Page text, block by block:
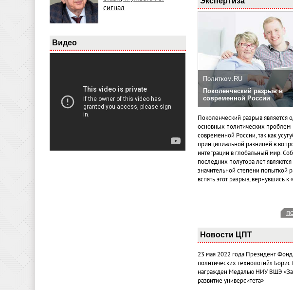
сигнал
Видео
Политком.RU
Поколенческий разрыв в
современной России
Поколенческий разрыв является
основных политических проблем
современной России, так как
принципиальной разницей в
интеграции в глобальный мир.
последних полутора лет являются
значительной степени попыткой
вспять этот разрыв, вернувшись к
Новости ЦПТ
23 мая 2022 года Президент
политических технологий»
награжден Медалью НИУ ВШЭ «За
развитие университета»